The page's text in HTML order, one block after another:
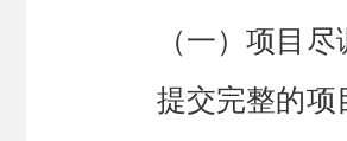
（一）项目 尽
提交完整的项